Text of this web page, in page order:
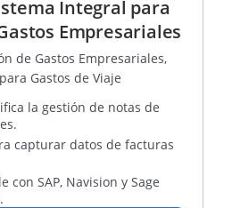
Integral para
Empresariales
de Gastos Empresariales,
Gastos de Viaje
la gestión de notas de
capturar datos de facturas
con SAP, Navision y Sage